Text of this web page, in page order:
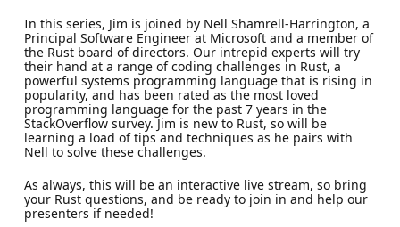
In this series, Jim is joined by Nell Shamrell-Harrington, a
Principal Software Engineer at Microsoft and a member of
the Rust board of directors. Our intrepid experts will try
their hand at a range of coding challenges in Rust, a
powerful systems programming language that is rising in
popularity, and has been rated as the most loved
programming language for the past 7 years in the
StackOverflow survey. Jim is new to Rust, so will be
learning a load of tips and techniques as he pairs with
Nell to solve these challenges.
As always, this will be an interactive live stream, so bring
your Rust questions, and be ready to join in and help our
presenters if needed!